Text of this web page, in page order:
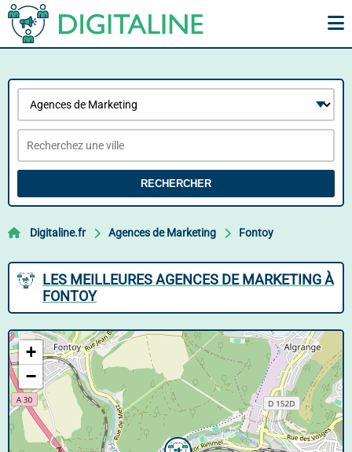
RECHERCHER
Digitaline.fr Agences de Marketing Fontoy
LES MEILLEURES AGENCES DE MARKETING À
FONTOY
+
−